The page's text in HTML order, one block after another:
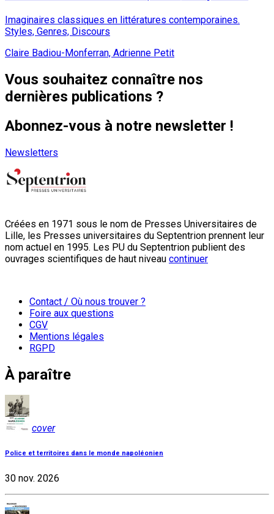
Imaginaires classiques en littératures contemporaines.
Styles, Genres, Discours
Claire Badiou-Monferran, Adrienne Petit
Vous souhaitez connaître nos
dernières publications ?
Abonnez-vous à notre newsletter !
Newsletters
Créées en 1971 sous le nom de Presses Universitaires de
Lille, les Presses universitaires du Septentrion prennent leur
nom actuel en 1995. Les PU du Septentrion publient des
ouvrages scientifiques de haut niveau continuer
Contact / Où nous trouver ?
Foire aux questions
CGV
Mentions légales
RGPD
À paraître
cover
Police et territoires dans le monde napoléonien
30 nov. 2026